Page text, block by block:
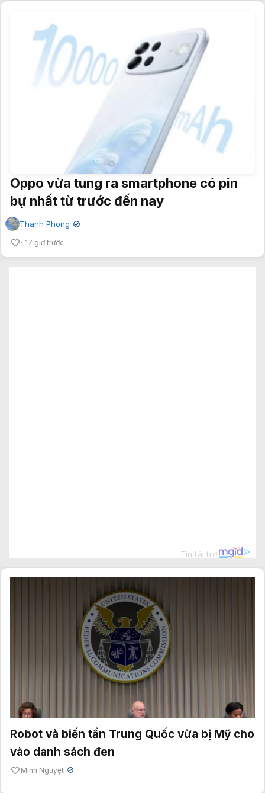
Oppo vừa tung ra smartphone có pin
bự nhất từ trước đến nay
Thanh Phong ✔
17 giờ trước
Robot và biến tần Trung Quốc vừa bị Mỹ cho
vào danh sách đen
Minh Nguyệt ✔